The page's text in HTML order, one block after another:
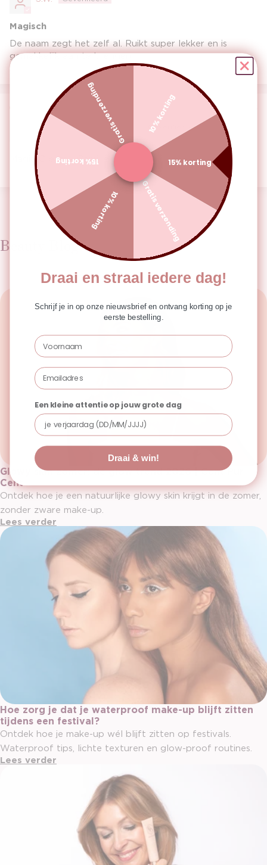
Magisch
De naam zegt het zelf al. Ruikt super lekker en is
gemakkelijk aan te brengen.
Vanessa Vanhorenbeek
Magic Cream - Camille
Beauty Blogs
Glowy skin zomer: dé glow trend 2026 | Cent Pur
Cent
Ontdek hoe je een natuurlijke glowy skin krijgt in de zomer,
zonder zware make-up.
Lees verder
Hoe zorg je dat je waterproof make-up blijft zitten
tijdens een festival?
Ontdek hoe je make-up wél blijft zitten op festivals.
Waterproof tips, lichte texturen en glow-proof routines.
Lees verder
10% korting
15% korting
Gratis verzending
10% korting
15% korting
Gratis verzending
Draai en straal iedere dag!
Schrijf je in op onze nieuwsbrief en ontvang korting op je
eerste bestelling.
Voornaam
Email
Een kleine attentie op jouw grote dag
Draai & win!